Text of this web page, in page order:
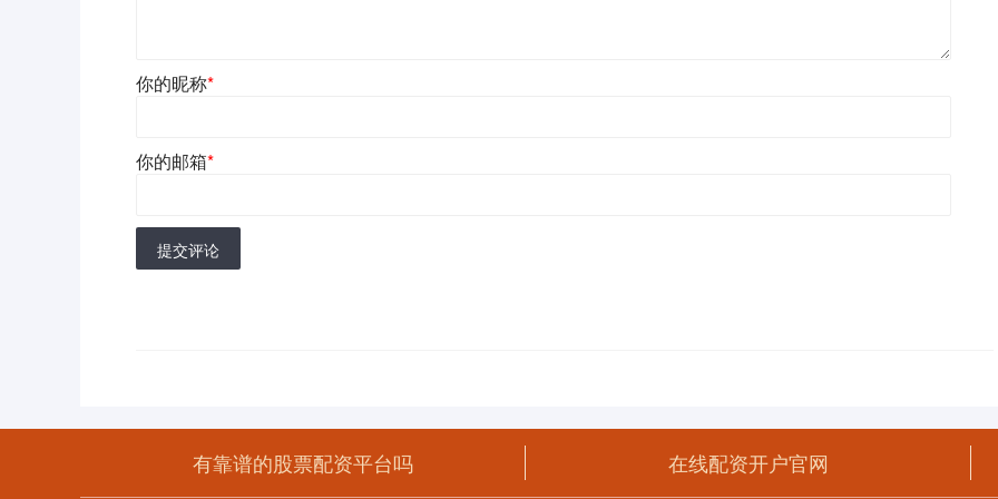
你的昵称*
你的邮箱*
提交评论
有靠谱的股票配资平台吗 在线配资开户官网